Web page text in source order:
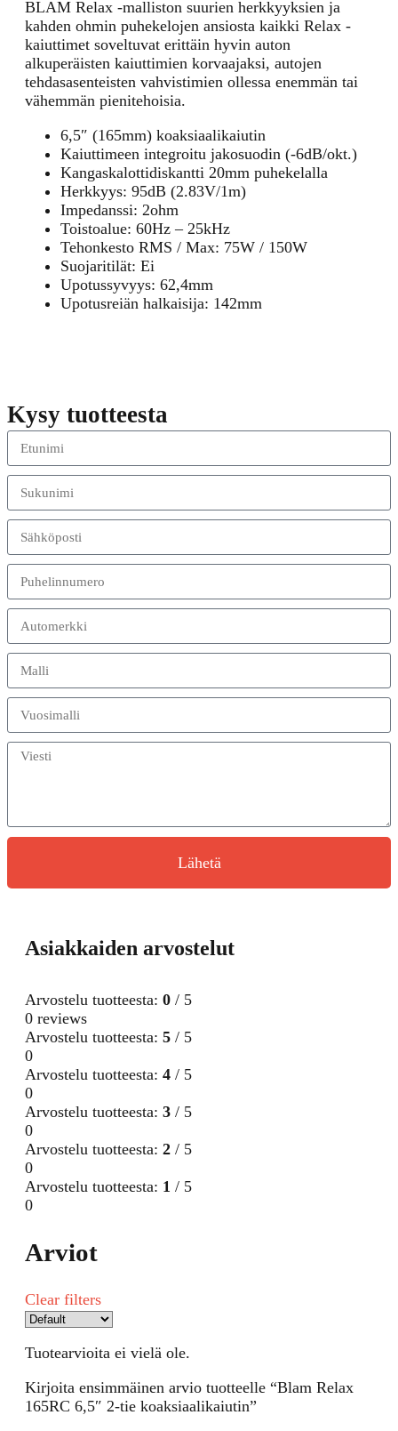
BLAM Relax -malliston suurien herkkyyksien ja
kahden ohmin puhekelojen ansiosta kaikki Relax -
kaiuttimet soveltuvat erittäin hyvin auton
alkuperäisten kaiuttimien korvaajaksi, autojen
tehdasasenteisten vahvistimien ollessa enemmän tai
vähemmän pienitehoisia.
6,5″ (165mm) koaksiaalikaiutin
Kaiuttimeen integroitu jakosuodin (-6dB/okt.)
Kangaskalottidiskantti 20mm puhekelalla
Herkkyys: 95dB (2.83V/1m)
Impedanssi: 2ohm
Toistoalue: 60Hz – 25kHz
Tehonkesto RMS / Max: 75W / 150W
Suojaritilät: Ei
Upotussyvyys: 62,4mm
Upotusreiän halkaisija: 142mm
Kysy tuotteesta
Lähetä
Asiakkaiden arvostelut
Arvostelu tuotteesta: 0 / 5
0 reviews
Arvostelu tuotteesta: 5 / 5
0
Arvostelu tuotteesta: 4 / 5
0
Arvostelu tuotteesta: 3 / 5
0
Arvostelu tuotteesta: 2 / 5
0
Arvostelu tuotteesta: 1 / 5
0
Arviot
Clear filters
Tuotearvioita ei vielä ole.
Kirjoita ensimmäinen arvio tuotteelle “Blam Relax
165RC 6,5″ 2-tie koaksiaalikaiutin”